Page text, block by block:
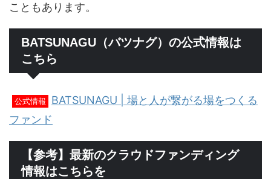
こともあります。
BATSUNAGU（バツナグ）の公式情報は
こちら
公式情報
BATSUNAGU | 場と人が繋がる場をつくる
ファンド
【参考】最新のクラウドファンディング
情報はこちらを